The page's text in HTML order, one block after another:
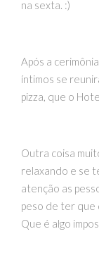
na sexta. :)
Após a
íntimos se
pizza, que o
Outra coisa
relaxando e se
atenção as
peso de ter que
Que é algo